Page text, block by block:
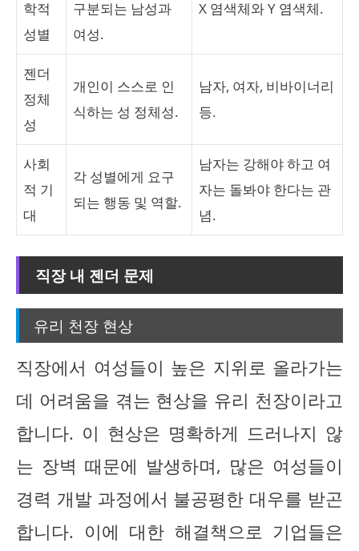
학적
성별
구분되는 남성과
여성.
X 염색체와 Y 염색체.
젠더
정체
성
개인이 스스로 인
식하는 성 정체성.
남자, 여자, 비바이너리
등.
사회
적 기
대
각 성별에게 요구
되는 행동 및 역할.
남자는 강해야 하고 여
자는 돌봐야 한다는 관
념.
직장 내 젠더 문제
유리 천장 현상
직장에서 여성들이 높은 지위로 올라가는
데 어려움을 겪는 현상을 유리 천장이라고
합니다. 이 현상은 명확하게 드러나지 않
는 장벽 때문에 발생하며, 많은 여성들이
경력 개발 과정에서 불공평한 대우를 받곤
합니다. 이에 대한 해결책으로 기업들은